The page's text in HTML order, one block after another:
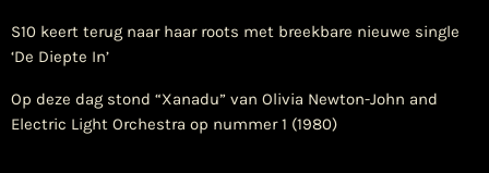
S10 keert terug naar haar roots met breekbare nieuwe single
‘De Diepte In’
Op deze dag stond “Xanadu” van Olivia Newton-John and
Electric Light Orchestra op nummer 1 (1980)